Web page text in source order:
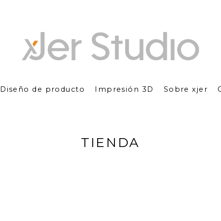
Diseño de producto Impresión 3D Sobre xjer
TIENDA